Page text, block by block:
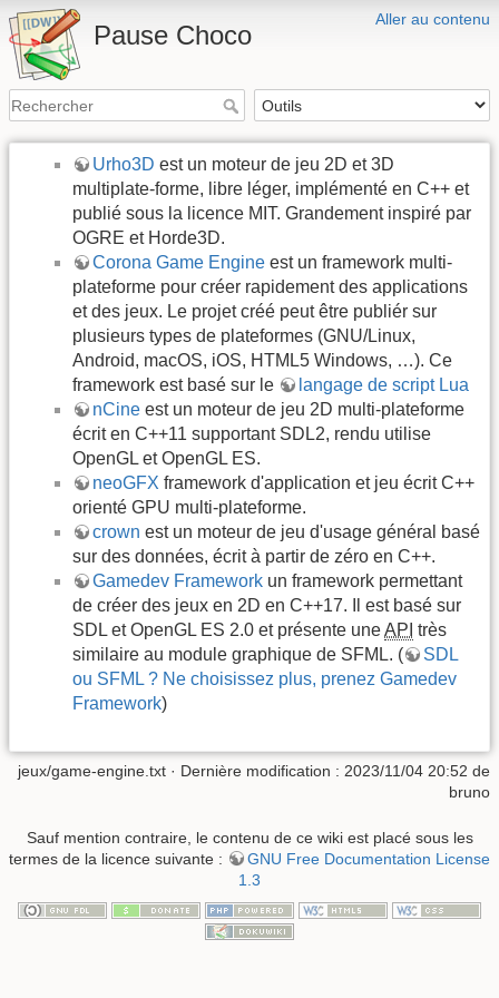
Aller au contenu
Pause Choco
Urho3D est un moteur de jeu 2D et 3D
multiplate-forme, libre léger, implémenté en C++ et
publié sous la licence MIT. Grandement inspiré par
OGRE et Horde3D.
Corona Game Engine est un framework multi-
plateforme pour créer rapidement des applications
et des jeux. Le projet créé peut être publiér sur
plusieurs types de plateformes (GNU/Linux,
Android, macOS, iOS, HTML5 Windows, …). Ce
framework est basé sur le
langage de script Lua
nCine est un moteur de jeu 2D multi-plateforme
écrit en C++11 supportant SDL2, rendu utilise
OpenGL et OpenGL ES.
neoGFX framework d'application et jeu écrit C++
orienté GPU multi-plateforme.
crown est un moteur de jeu d'usage général basé
sur des données, écrit à partir de zéro en C++.
Gamedev Framework un framework permettant
de créer des jeux en 2D en C++17. Il est basé sur
SDL et OpenGL ES 2.0 et présente uneAPI très
similaire au module graphique de SFML. (
SDL
ou SFML ? Ne choisissez plus, prenez Gamedev
Framework)
jeux/game-engine.txt · Dernière modification : 2023/11/04 20:52 de
bruno
Sauf mention contraire, le contenu de ce wiki est placé sous les
termes de la licence suivante :
GNU Free Documentation License
1.3